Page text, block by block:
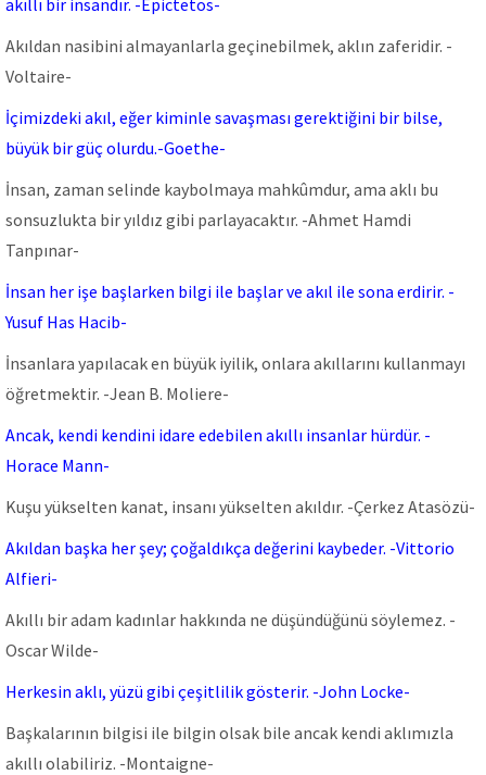
akıllı bir insandır. -Epictetos-
Akıldan nasibini almayanlarla geçinebilmek, aklın zaferidir. -
Voltaire-
İçimizdeki akıl, eğer kiminle savaşması gerektiğini bir bilse,
büyük bir güç olurdu.-Goethe-
İnsan, zaman selinde kaybolmaya mahkûmdur, ama aklı bu
sonsuzlukta bir yıldız gibi parlayacaktır. -Ahmet Hamdi
Tanpınar-
İnsan her işe başlarken bilgi ile başlar ve akıl ile sona erdirir. -
Yusuf Has Hacib-
İnsanlara yapılacak en büyük iyilik, onlara akıllarını kullanmayı
öğretmektir. -Jean B. Moliere-
Ancak, kendi kendini idare edebilen akıllı insanlar hürdür. -
Horace Mann-
Kuşu yükselten kanat, insanı yükselten akıldır. -Çerkez Atasözü-
Akıldan başka her şey; çoğaldıkça değerini kaybeder. -Vittorio
Alfieri-
Akıllı bir adam kadınlar hakkında ne düşündüğünü söylemez. -
Oscar Wilde-
Herkesin aklı, yüzü gibi çeşitlilik gösterir. -John Locke-
Başkalarının bilgisi ile bilgin olsak bile ancak kendi aklımızla
akıllı olabiliriz. -Montaigne-